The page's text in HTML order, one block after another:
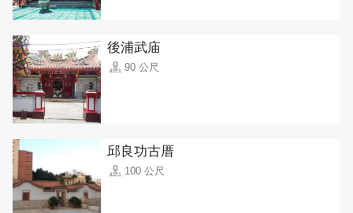
後浦武庙
90 公尺
邱良功古厝
100 公尺